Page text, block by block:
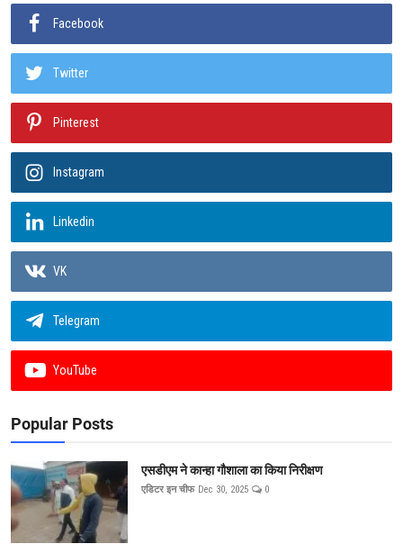
Facebook
Twitter
Pinterest
Instagram
Linkedin
VK
Telegram
YouTube
Popular Posts
एसडीएम ने कान्हा गौशाला का किया निरीक्षण
एडिटर इन चीफ Dec 30, 2025 0